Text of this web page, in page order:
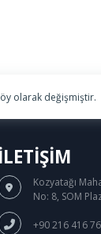
olarak değişmiştir.
İLETİŞİM
Kozyatağı
No: 8, SOM
+90 216 416